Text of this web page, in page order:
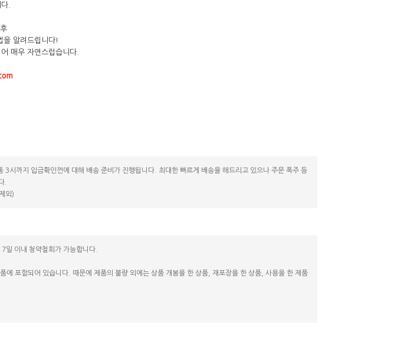
.
을 알려드립니다!
매우 자연스럽습니다.
시까지 입금확인껀에 대해 배송 준비가 진행됩니다. 최대한 빠르게 배송을 해드리고 있으나 주문 폭주 등
.
외)
7일 이내 청약철회가 가능합니다.
에 포함되어 있습니다. 때문에 제품의 불량 외에는 상품 개봉을 한 상품, 재포장을 한 상품, 사용을 한 제품